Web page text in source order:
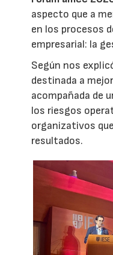
aspecto que a
en los procesos
empresarial: la
Según nos
destinada a
acompañada de
los riesgos
organizativos
resultados.